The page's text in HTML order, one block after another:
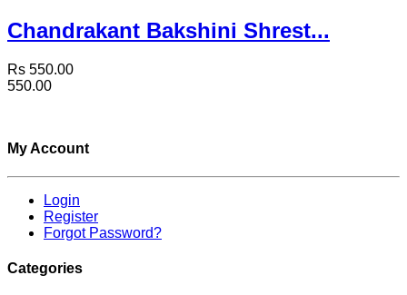
Chandrakant Bakshini Shrest...
Rs 550.00
550.00
My Account
Login
Register
Forgot Password?
Categories